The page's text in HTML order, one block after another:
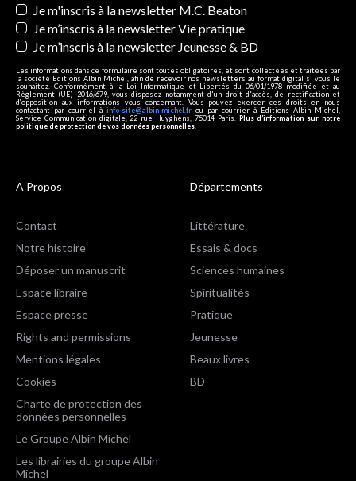
Je m'inscris à la newsletter M.C. Beaton
Je m’inscris à la newsletter Vie pratique
Je m’inscris à la newsletter Jeunesse & BD
Les informations dans ce formulaire sont toutes obligatoires, et sont collectées et traitées par
la société Editions Albin Michel, afin de recevoir nos newsletters au format digital si vous le
souhaitez. Conformément à la Loi Informatique et Libertés du 06/01/1978 modifiée et au
Règlement (UE) 2016/679, vous disposez notamment d'un droit d'accès, de rectification et
d’opposition aux informations vous concernant. Vous pouvez exercer ces droits en nous
contactant par courriel à info-site@albin-michel.fr ou par courrier à Editions Albin Michel,
Service Communication digitale, 22 rue Huyghens, 75014 Paris. Plus d’information sur notre
politique de protection de vos données personnelles
A Propos
Contact
Notre histoire
Déposer un manuscrit
Espace libraire
Espace presse
Rights and permissions
Mentions légales
Cookies
Charte de protection des
données personnelles
Le Groupe Albin Michel
Les librairies du groupe Albin
Michel
Départements
Littérature
Essais & docs
Sciences humaines
Spiritualités
Pratique
Jeunesse
Beaux livres
BD